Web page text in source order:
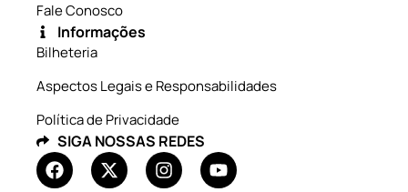
Fale Conosco
Informações
Bilheteria
Aspectos Legais e Responsabilidades
Política de Privacidade
SIGA NOSSAS REDES